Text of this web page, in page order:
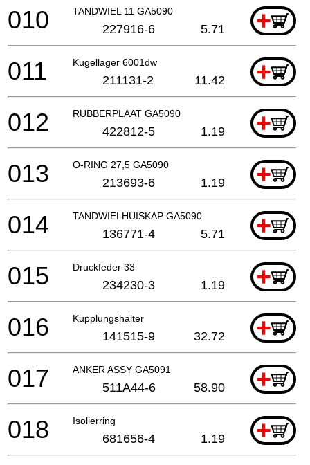
TANDWIEL 11 GA5090 +
010 227916-6 5.71
Kugellager 6001dw +
011 211131-2 11.42
RUBBERPLAAT GA5090 +
012 422812-5 1.19
O-RING 27,5 GA5090 +
013 213693-6 1.19
TANDWIELHUISKAP GA5090 +
014 136771-4 5.71
Druckfeder 33 +
015 234230-3 1.19
Kupplungshalter +
016 141515-9 32.72
ANKER ASSY GA5091 +
017 511A44-6 58.90
Isolierring +
018 681656-4 1.19